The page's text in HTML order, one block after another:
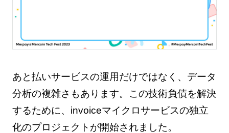
あと払いサービスの運用だけではなく、データ
分析の複雑さもあります。この技術負債を解決
するために、invoiceマイクロサービスの独立
化のプロジェクトが開始されました。